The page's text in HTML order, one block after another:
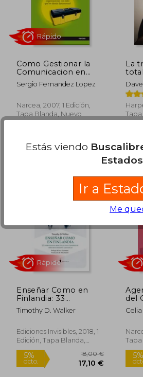
10,73 €
Como Gestionar la
Comunicacion en
Organizaciones
Publicas y no
Sergio Fernandez Lopez
Narcea, 2007, 1 Edición,
Tapa Blanda, Nuevo
La
Enseñar Como en
Finlandia: 33
Estrategias Sencillas
Para Conseguir más
Timothy D. Walker
Ediciones Invisibles, 2018, 1
Edición, Tapa Blanda,
Nuevo
del
de
Estás viendo
Ir a
Me